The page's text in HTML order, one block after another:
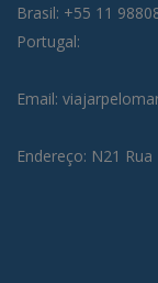
Brasil: +55 11
Portugal:
Email:
Endereço: N21